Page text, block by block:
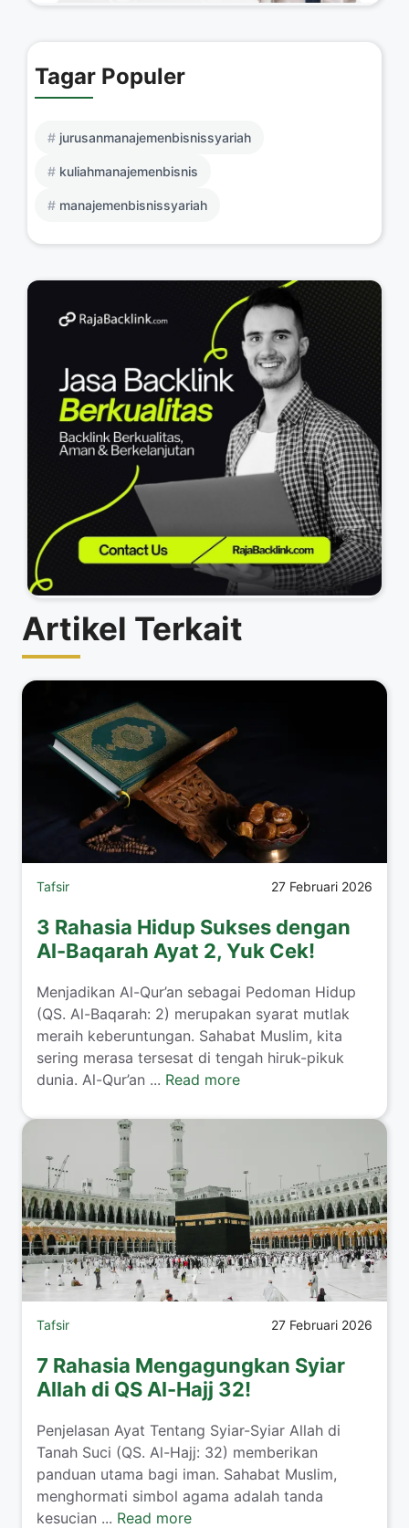
Tagar Populer
jurusanmanajemenbisnissyariah
kuliahmanajemenbisnis
manajemenbisnissyariah
Artikel Terkait
Tafsir 27 Februari 2026
3 Rahasia Hidup Sukses dengan
Al-Baqarah Ayat 2, Yuk Cek!
Menjadikan Al-Qur’an sebagai Pedoman Hidup
(QS. Al-Baqarah: 2) merupakan syarat mutlak
meraih keberuntungan. Sahabat Muslim, kita
sering merasa tersesat di tengah hiruk-pikuk
dunia. Al-Qur’an ... Read more
Tafsir 27 Februari 2026
7 Rahasia Mengagungkan Syiar
Allah di QS Al-Hajj 32!
Penjelasan Ayat Tentang Syiar-Syiar Allah di
Tanah Suci (QS. Al-Hajj: 32) memberikan
panduan utama bagi iman. Sahabat Muslim,
menghormati simbol agama adalah tanda
kesucian ... Read more